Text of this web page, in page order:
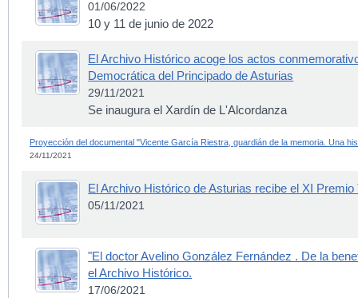
01/06/2022
10 y 11 de junio de 2022
El Archivo Histórico acoge los actos
Democrática del Principado de Asturias
29/11/2021
Se inaugura el Xardín de L'Alcordanza
Proyección del documental "Vicente García Riestra, guardián de la memoria. Una
24/11/2021
El Archivo Histórico de Asturias recibe el XI
05/11/2021
"El doctor Avelino González Fernández . De la
el Archivo Histórico.
17/06/2021